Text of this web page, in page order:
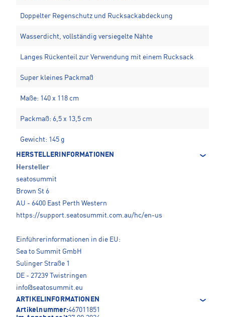
Doppelter Regenschutz und Rucksackabdeckung
Wasserdicht, vollständig versiegelte Nähte
Langes Rückenteil zur Verwendung mit einem Rucksack
Super kleines Packmaß
Maße: 140 x 118 cm
Packmaß: 6,5 x 13,5 cm
Gewicht: 145 g
HERSTELLERINFORMATIONEN
Hersteller
seatosummit
Brown St 6
AU - 6400 East Perth Western
https://support.seatosummit.com.au/hc/en-us
Einführerinformationen in die EU:
Sea to Summit GmbH
Sulinger Straße 1
DE - 27239 Twistringen
info@seatosummit.eu
ARTIKELINFORMATIONEN
Artikelnummer:467011851